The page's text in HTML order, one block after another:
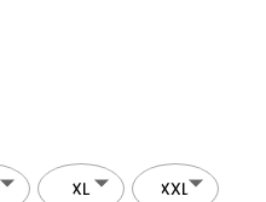
XL XXL